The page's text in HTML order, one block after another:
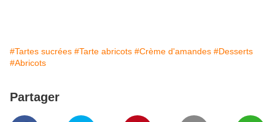
#Tartes sucrées #Tarte abricots #Crème d'amandes #Desserts
#Abricots
Partager